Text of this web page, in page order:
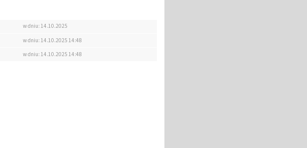
w dniu: 14.10.2025
w dniu: 14.10.2025 14:48
w dniu: 14.10.2025 14:48